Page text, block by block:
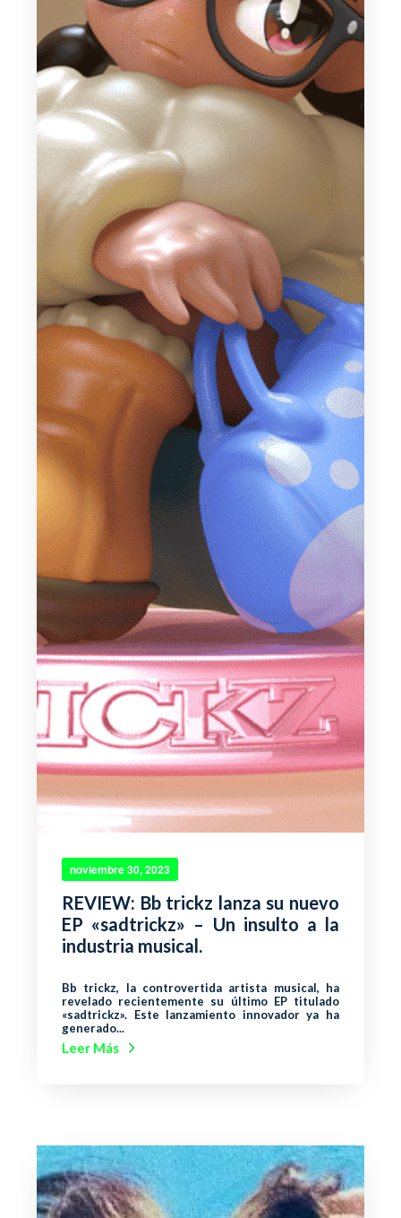
noviembre 30, 2023
REVIEW: Bb trickz lanza su nuevo
EP «sadtrickz» – Un insulto a la
industria musical.
Bb trickz, la controvertida artista musical, ha
revelado recientemente su último EP titulado
«sadtrickz». Este lanzamiento innovador ya ha
generado...
Leer Más